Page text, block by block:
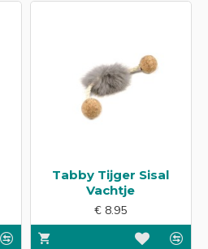
Tabby Tijger Sisal
Vachtje
€ 8.95